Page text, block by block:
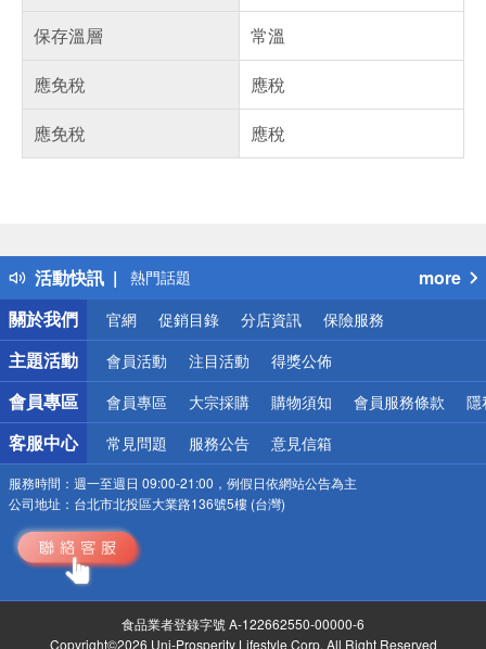
保存溫層
常溫
應免稅
應稅
應免稅
應稅
活動快訊
得獎公告
熱門話題
銀行優惠
偏遠地區配送
詐騙網頁！請小心！
more
關於我們
官網 促銷目錄 分店資訊 保險服務
主題活動 會員活動 注目活動 得獎公佈
會員專區 會員專區 大宗採購 購物須知 會員服務條款 隱
客服中心 常見問題 服務公告 意見信箱
服務時間： 週一至週日 09:00-21:00，例假日依網站公告為主
公司地址： 台北市北投區大業路136號5樓 (台灣)
食品業者登錄字號 A-122662550-00000-6
Copyright©2026 Uni-Prosperity Lifestyle Corp. All Right Reserved